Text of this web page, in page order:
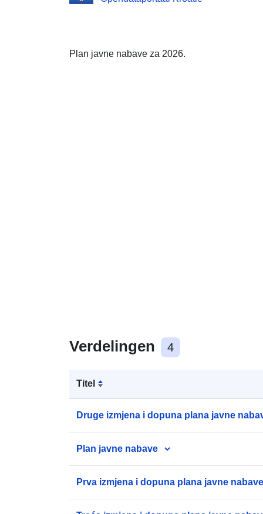
Plan javne nabave za 2026.
Verdelingen 4
Titel
Druge izmjena i dopuna plana javne
Plan javne nabave
Prva izmjena i dopuna plana javne